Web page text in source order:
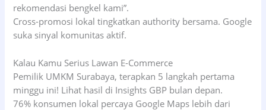
rekomendasi bengkel kami”.
Cross-promosi lokal tingkatkan authority bersama. Google
suka sinyal komunitas aktif.
Kalau Kamu Serius Lawan E-Commerce
Pemilik UMKM Surabaya, terapkan 5 langkah pertama
minggu ini! Lihat hasil di Insights GBP bulan depan.
76% konsumen lokal percaya Google Maps lebih dari